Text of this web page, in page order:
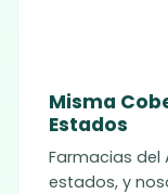
Misma
Estados
Farmacias del
estados, y